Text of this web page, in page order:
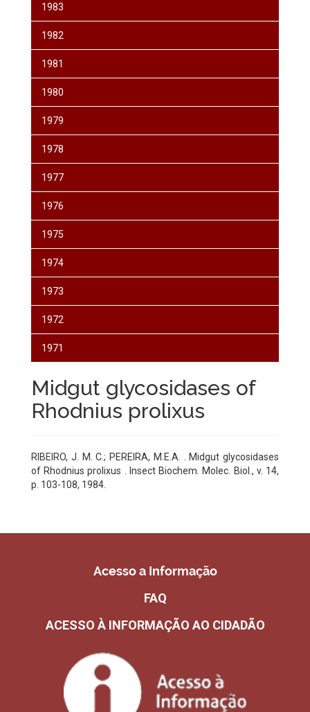
1983
1982
1981
1980
1979
1978
1977
1976
1975
1974
1973
1972
1971
Midgut glycosidases of
Rhodnius prolixus
RIBEIRO, J. M. C.; PEREIRA, M.E.A. . Midgut glycosidases
of Rhodnius prolixus . Insect Biochem. Molec. Biol., v. 14,
p. 103-108, 1984.
Acesso a Informação
FAQ
ACESSO À INFORMAÇÃO AO CIDADÃO